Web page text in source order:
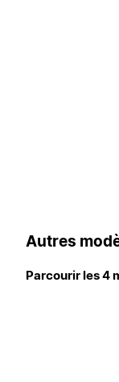
Autres
Parcourir les 4